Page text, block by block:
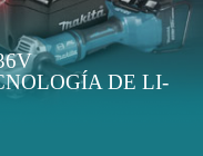
DE LI-